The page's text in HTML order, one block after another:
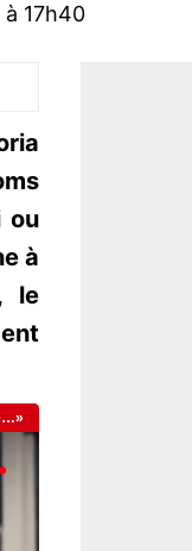
17h40
ou
à
le